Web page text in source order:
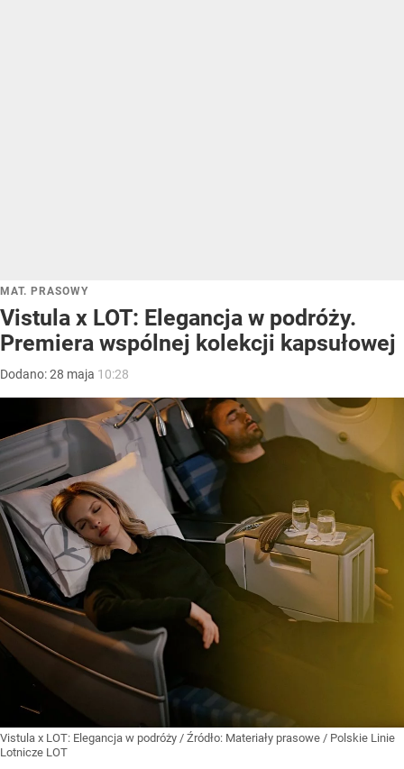
MAT. PRASOWY
Vistula x LOT: Elegancja w podróży.
Premiera wspólnej kolekcji kapsułowej
Dodano:28 maja 10:28
Vistula x LOT: Elegancja w podróży / Źródło: Materiały prasowe / Polskie Linie
Lotnicze LOT